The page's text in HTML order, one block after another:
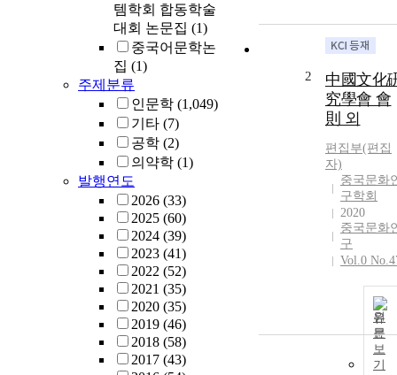
템학회 합동학술
대회 논문집 (1)
중국어문학논
집 (1)
주제분류
인문학 (1,049)
기타 (7)
공학 (2)
의약학 (1)
발행연도
2026 (33)
2025 (60)
2024 (39)
2023 (41)
2022 (52)
2021 (35)
2020 (35)
2019 (46)
2018 (58)
2017 (43)
2
中國文化
究學會 會
則 외
편집부(편집
자)
중국문화
구학회
2020
중국문화
구
Vol.0
원
문
보
기